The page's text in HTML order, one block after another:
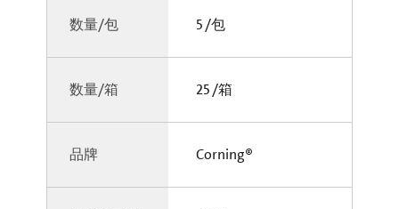
数量/包 5 /包
数量/箱 25 /箱
品牌 Corning®